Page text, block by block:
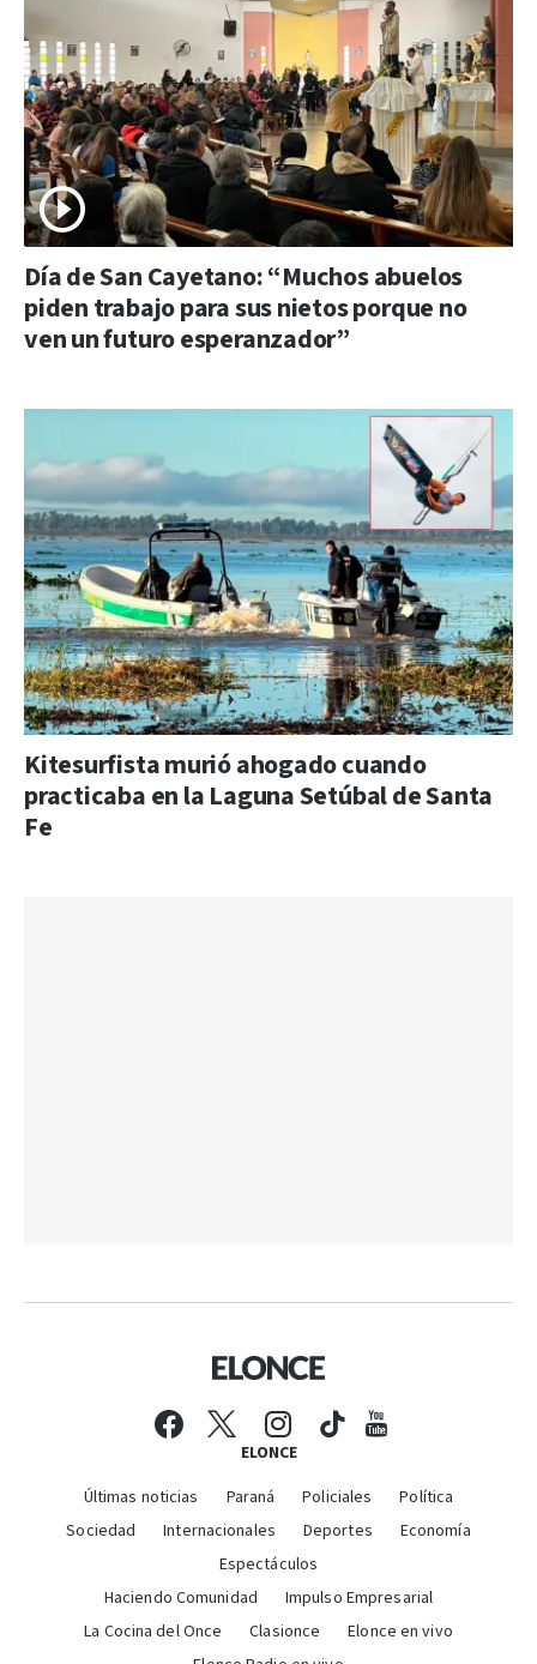
Día de San Cayetano: “Muchos abuelos
piden trabajo para sus nietos porque no
ven un futuro esperanzador”
Kitesurfista murió ahogado cuando
practicaba en la Laguna Setúbal de Santa
Fe
ELONCE
Últimas noticias Paraná Policiales
Política
Sociedad
Internacionales Deportes
Economía
Espectáculos
Haciendo Comunidad
Impulso Empresarial
La Cocina del Once
Clasionce
Elonce en vivo